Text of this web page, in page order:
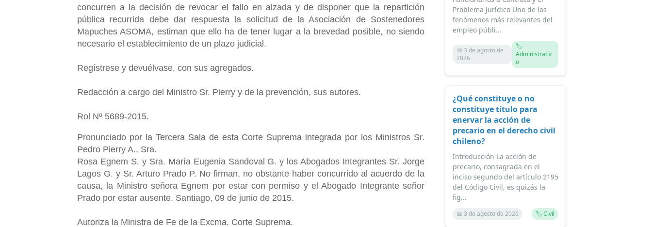
concurren a la decisión de revocar el fallo en alzada y de disponer que la repartición
pública recurrida debe dar respuesta la solicitud de la Asociación de Sostenedores
Mapuches ASOMA, estiman que ello ha de tener lugar a la brevedad posible, no siendo
necesario el establecimiento de un plazo judicial.
Regístrese y devuélvase, con sus agregados.
Redacción a cargo del Ministro Sr. Pierry y de la prevención, sus autores.
Rol Nº 5689-2015.
Pronunciado por la Tercera Sala de esta Corte Suprema integrada por los Ministros Sr.
Pedro Pierry A., Sra.
Rosa Egnem S. y Sra. María Eugenia Sandoval G. y los Abogados Integrantes Sr. Jorge
Lagos G. y Sr. Arturo Prado P. No firman, no obstante haber concurrido al acuerdo de la
causa, la Ministro señora Egnem por estar con permiso y el Abogado Integrante señor
Prado por estar ausente. Santiago, 09 de junio de 2015.
Autoriza la Ministra de Fe de la Excma. Corte Suprema.
Problema Jurídico Uno de los
fenómenos más relevantes del
empleo públi...
📅 3 de agosto de
2026
🏷️
Administrativ
o
¿Qué constituye o no
constituye título para
enervar la acción de
precario en el derecho civil
chileno?
Introducción La acción de
precario, consagrada en el
inciso segundo del artículo 2195
del Código Civil, es quizás la
fig...
📅 3 de agosto de 2026 🏷️ Civil